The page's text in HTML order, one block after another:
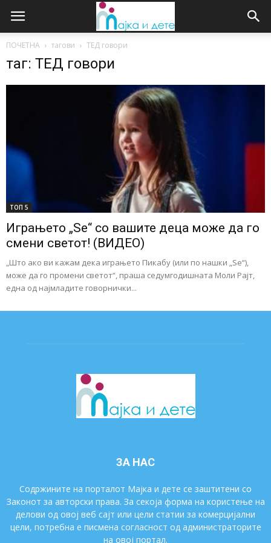
ПОЧЕТНА тагови ТЕД говори
таг: ТЕД говори
ТОП 5
Играњето „Ѕе“ со вашите деца може да го
смени светот! (ВИДЕО)
„Што ако ви кажам дека играњето Пикабу (или по нашки „Ѕе“),
може да го промени светот“, праша седумгодишната Моли Рајт,
една од најмладите говорнички...
ЗА НАС
Содржините на порталот Мајка и дете се заштитени со
Законот за авторски права. За секоја форма на користење на
делови од овој веб сајт или цели статии за комерцијални
цели, потребна е писмена согласност од администраторите
на овој портал.